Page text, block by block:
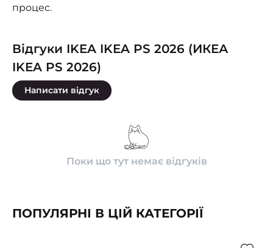
процес.
Відгуки IKEA IKEA PS 2026 (ИКЕА
IKEA PS 2026)
Написати відгук
Поки що тут немає відгуків
ПОПУЛЯРНІ В ЦІЙ КАТЕГОРІЇ